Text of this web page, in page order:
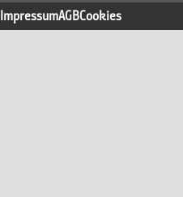
ImpressumAGBCookies